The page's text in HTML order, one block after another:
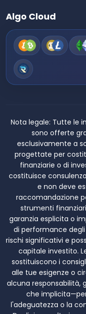
Algo Cloud
Nota legale: Tutte le
sono offerte
esclusivamente a
progettate per
finanziarie o di
costituisce
e non deve
raccomandazione
strumenti
garanzia esplicita o
di performance
rischi significativi e
capitale investito.
sostituiscono i
alle tue esigenze o
alcuna responsabilità,
che
l'adeguatezza o la